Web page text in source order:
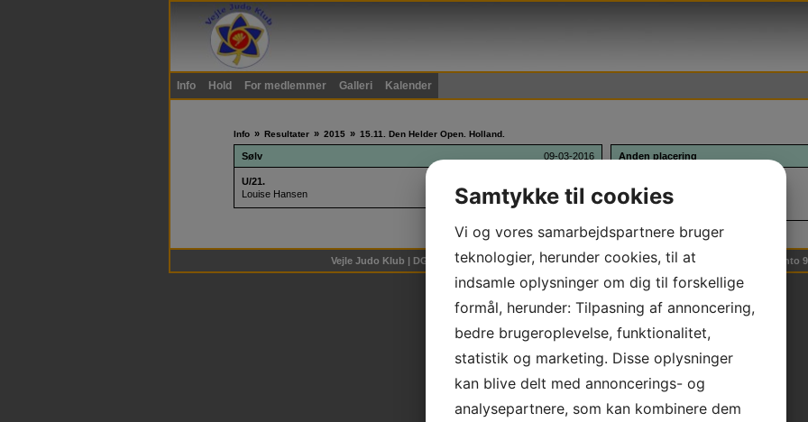
Info Hold For medlemmer Galleri Kalender
Info » Resultater » 2015 » 15.11. Den Helder Open. Holland.
Sølv 09-03-2016
U/21.
Louise Hansen
Anden placering
Karoline Hansen -48 kg.
Sune Juhl Laursen -50 kg.
Vejle Judo Klub | DGI Huset Hal 2, Willy Sørensens Plads 5, 7100 Vejle | * CVR 30253205 * NEM konto
Samtykke til cookies
Vi og vores samarbejdspartnere bruger
teknologier, herunder cookies, til at
indsamle oplysninger om dig til forskellige
formål, herunder: Tilpasning af annoncering,
bedre brugeroplevelse, funktionalitet,
statistik og marketing. Disse oplysninger
kan blive delt med annoncerings- og
analysepartnere, som kan kombinere dem